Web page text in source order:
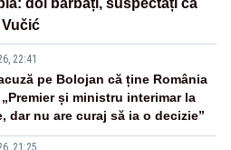
22:41
pe Bolojan că ține România
și ministru interimar la
dar nu are curaj să ia o decizie”
21:25